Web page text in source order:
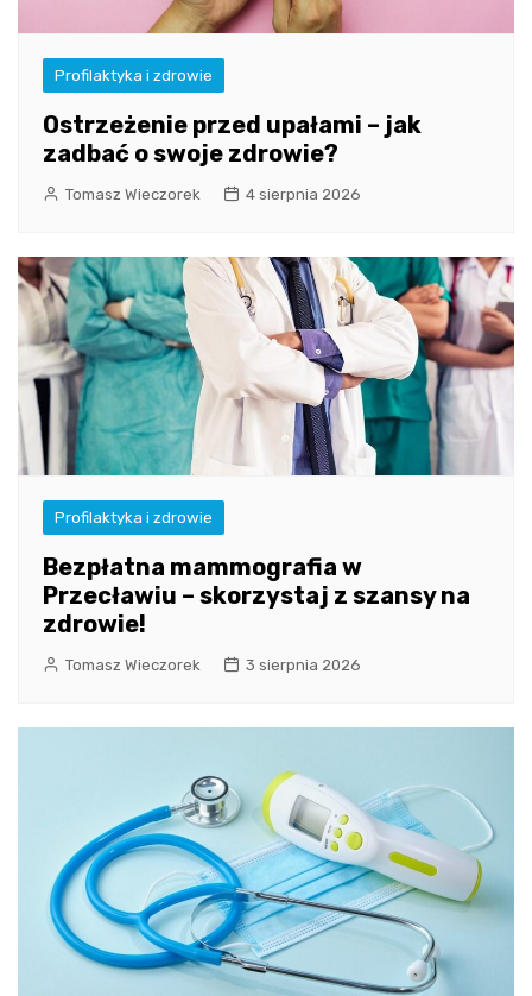
Profilaktyka i zdrowie
Ostrzeżenie przed upałami – jak
zadbać o swoje zdrowie?
Tomasz Wieczorek 4 sierpnia 2026
Profilaktyka i zdrowie
Bezpłatna mammografia w
Przecławiu – skorzystaj z szansy na
zdrowie!
Tomasz Wieczorek 3 sierpnia 2026